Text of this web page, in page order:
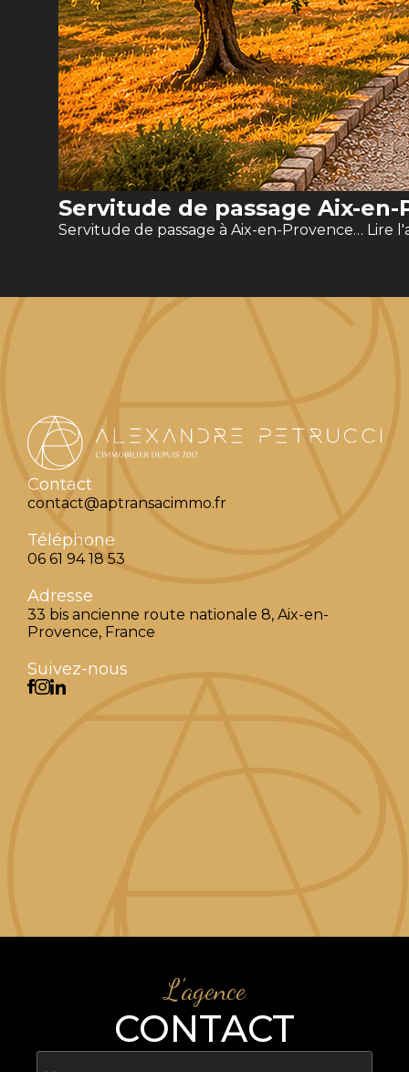
Servitude de passage Aix-
Servitude de passage à Aix-en-Provence… Lire
Contact
contact@aptransacimmo.fr
Téléphone
06 61 94 18 53
Adresse
33 bis ancienne route nationale 8, Aix-en-
Provence, France
Suivez-nous
L'agence
CONTACT
Nom